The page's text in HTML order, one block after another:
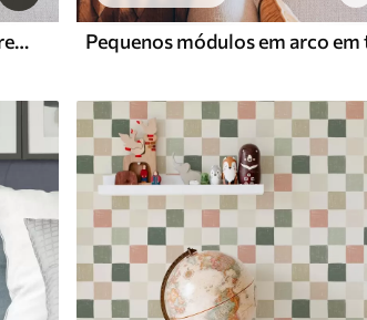
Tulipas e ásteres vintage, fundo creme texturizado